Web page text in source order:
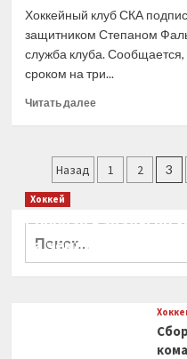
финала
Кубка
Гагарина
Хоккейный клуб СКА
защитником Степаном
служба клуба.
сроком на три...
Читать далееПрочитать
подписал
новый
Пагинация
записей
Назад 1 2 3
Хоккей
Сборная Канады по
на чемпионат мира